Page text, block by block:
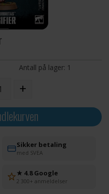
Antall på lager: 1
+
Sikker betaling
med SVEA
★ 4.8 Google
2 300+ anmeldelser